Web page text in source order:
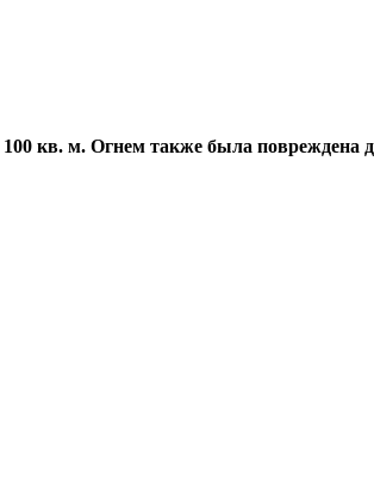
кв. м. Огнем также была повреждена